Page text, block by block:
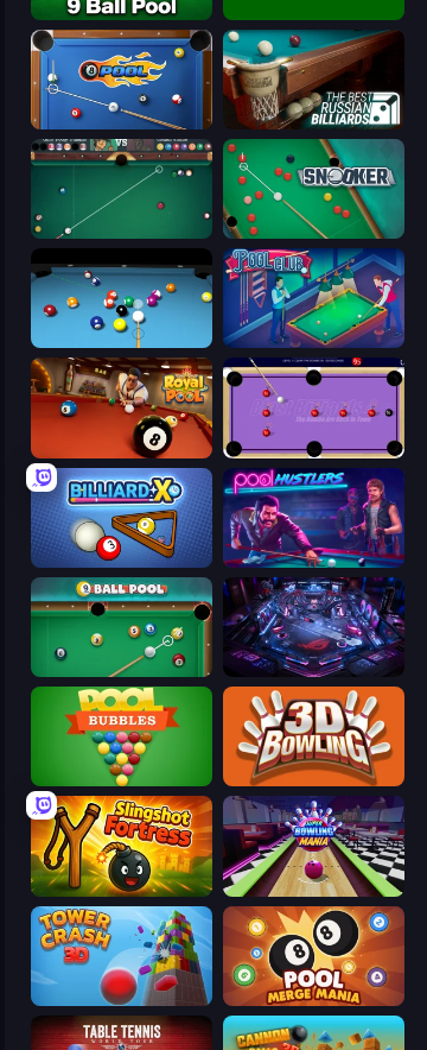
8 Ball Pool The Best Russian Billiards
Mafia Billiard Tricks Snooker
Billiards Pool 8 Pool Club
Blast Billiards 4
BilliardX Pool Hustlers
9 Ball Pool Pinball Arcade
Pool Bubbles 3D Bowling
Slingshot Fortress Super Bowling Mania
Tower Crash 3D Pool Merge Mania